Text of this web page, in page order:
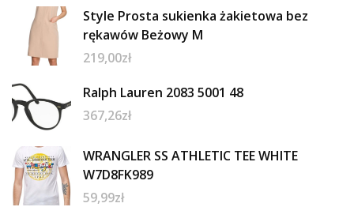
Style Prosta sukienka żakietowa bez
rękawów Beżowy M
219,00zł
Ralph Lauren 2083 5001 48
367,26zł
WRANGLER SS ATHLETIC TEE WHITE
W7D8FK989
59,99zł